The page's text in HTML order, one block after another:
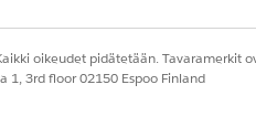
oikeudet pidätetään. Tavaramerkit
1, 3rd floor 02150 Espoo Finland